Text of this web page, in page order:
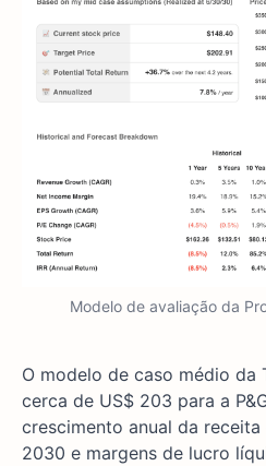
Modelo de avaliação da
O modelo de caso médio da
cerca de US$ 203 para a
crescimento anual da
2030 e margens de lucro